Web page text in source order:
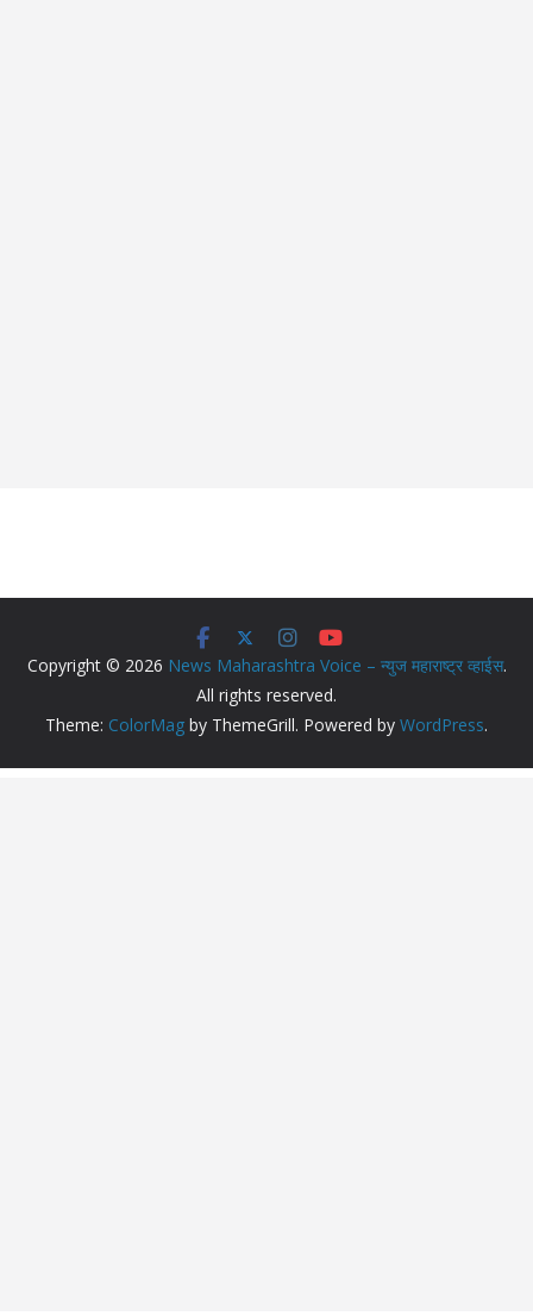
Copyright © 2026 News Maharashtra Voice – न्युज महाराष्ट्र व्हाईस.
All rights reserved.
Theme: ColorMag by ThemeGrill. Powered by WordPress.